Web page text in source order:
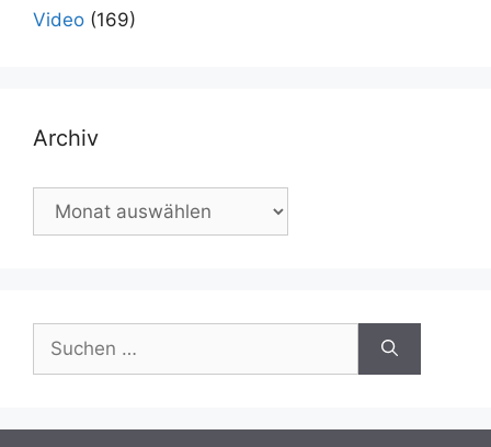
Video (169)
Archiv
Archiv
nach: